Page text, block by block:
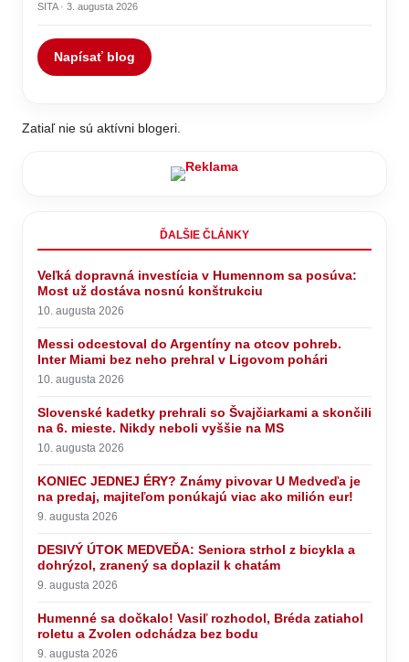
SITA · 3. augusta 2026
Napísať blog
Zatiaľ nie sú aktívni blogeri.
ĎALŠIE ČLÁNKY
Veľká dopravná investícia v Humennom sa posúva:
Most už dostáva nosnú konštrukciu
10. augusta 2026
Messi odcestoval do Argentíny na otcov pohreb.
Inter Miami bez neho prehral v Ligovom pohári
10. augusta 2026
Slovenské kadetky prehrali so Švajčiarkami a skončili
na 6. mieste. Nikdy neboli vyššie na MS
10. augusta 2026
KONIEC JEDNEJ ÉRY? Známy pivovar U Medveďa je
na predaj, majiteľom ponúkajú viac ako milión eur!
9. augusta 2026
DESIVÝ ÚTOK MEDVEĎA: Seniora strhol z bicykla a
dohrýzol, zranený sa doplazil k chatám
9. augusta 2026
Humenné sa dočkalo! Vasiľ rozhodol, Bréda zatiahol
roletu a Zvolen odchádza bez bodu
9. augusta 2026